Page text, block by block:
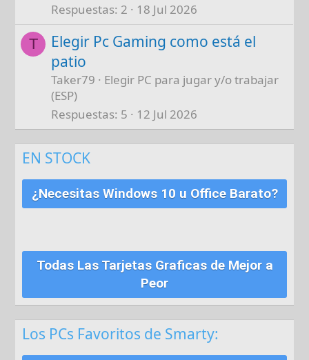
Respuestas 2 18 Jul 2026
T
Elegir Pc Gaming como está el
patio
Taker79
Elegir PC para jugar y/o trabajar
(ESP)
Respuestas 5 12 Jul 2026
EN STOCK
¿Necesitas Windows 10 u Office Barato?
Todas Las Tarjetas Graficas de Mejor a
Peor
Los PCs Favoritos de Smarty: